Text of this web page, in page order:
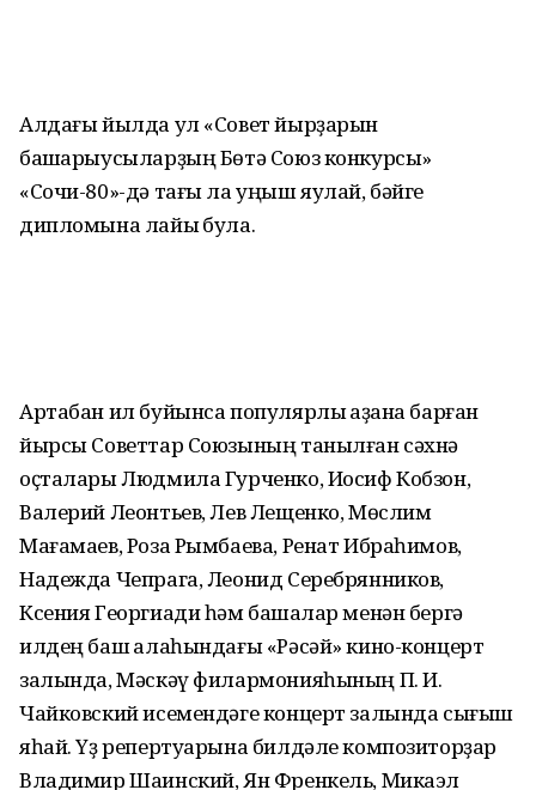
Алдағы йылда ул «Совет йырҙарын
башҡарыусыларҙың Бөтә Союз конкурсы»
«Сочи-80»-дә тағы ла уңыш яулай, бәйге
дипломына лайыҡ була.
Артабан ил буйынса популярлыҡ ҡаҙана барған
йырсы Советтар Союзының танылған сәхнә
оҫталары Людмила Гурченко, Иосиф Кобзон,
Валерий Леонтьев, Лев Лещенко, Мөслим
Мағамаев, Роза Рымбаева, Ренат Ибраһимов,
Надежда Чепрага, Леонид Серебрянников,
Ксения Георгиади һәм башҡалар менән бергә
илдең баш ҡалаһындағы «Рәсәй» кино-концерт
залында, Мәскәү филармонияһының П. И.
Чайковский исемендәге концерт залында сығыш
яһай. Үҙ репертуарына билдәле композиторҙар
Владимир Шаинский, Ян Френкель, Микаэл